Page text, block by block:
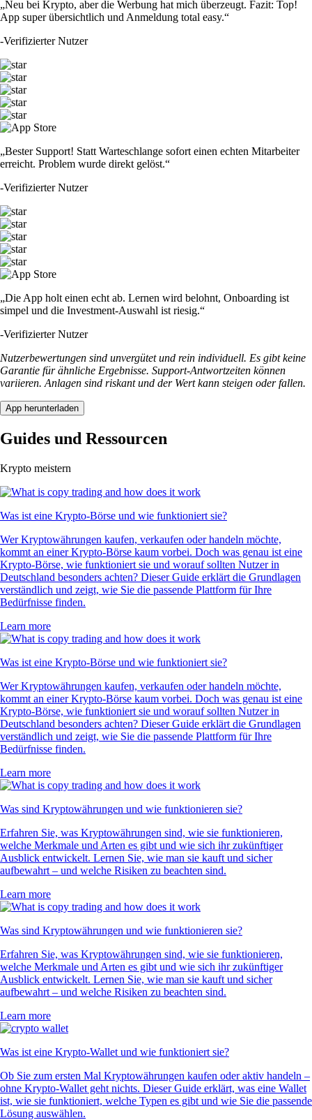
„Neu bei Krypto, aber die Werbung hat mich überzeugt. Fazit: Top!
App super übersichtlich und Anmeldung total easy.“
-Verifizierter Nutzer
„Bester Support! Statt Warteschlange sofort einen echten Mitarbeiter
erreicht. Problem wurde direkt gelöst.“
-Verifizierter Nutzer
„Die App holt einen echt ab. Lernen wird belohnt, Onboarding ist
simpel und die Investment-Auswahl ist riesig.“
-Verifizierter Nutzer
Nutzerbewertungen sind unvergütet und rein individuell. Es gibt keine
Garantie für ähnliche Ergebnisse. Support-Antwortzeiten können
variieren. Anlagen sind riskant und der Wert kann steigen oder fallen.
App herunterladen
Guides und Ressourcen
Krypto meistern
Was ist eine Krypto-Börse und wie funktioniert sie?
Wer Kryptowährungen kaufen, verkaufen oder handeln möchte,
kommt an einer Krypto-Börse kaum vorbei. Doch was genau ist eine
Krypto-Börse, wie funktioniert sie und worauf sollten Nutzer in
Deutschland besonders achten? Dieser Guide erklärt die Grundlagen
verständlich und zeigt, wie Sie die passende Plattform für Ihre
Bedürfnisse finden.
Learn more
Was ist eine Krypto-Börse und wie funktioniert sie?
Wer Kryptowährungen kaufen, verkaufen oder handeln möchte,
kommt an einer Krypto-Börse kaum vorbei. Doch was genau ist eine
Krypto-Börse, wie funktioniert sie und worauf sollten Nutzer in
Deutschland besonders achten? Dieser Guide erklärt die Grundlagen
verständlich und zeigt, wie Sie die passende Plattform für Ihre
Bedürfnisse finden.
Learn more
Was sind Kryptowährungen und wie funktionieren sie?
Erfahren Sie, was Kryptowährungen sind, wie sie funktionieren,
welche Merkmale und Arten es gibt und wie sich ihr zukünftiger
Ausblick entwickelt. Lernen Sie, wie man sie kauft und sicher
aufbewahrt – und welche Risiken zu beachten sind.
Learn more
Was sind Kryptowährungen und wie funktionieren sie?
Erfahren Sie, was Kryptowährungen sind, wie sie funktionieren,
welche Merkmale und Arten es gibt und wie sich ihr zukünftiger
Ausblick entwickelt. Lernen Sie, wie man sie kauft und sicher
aufbewahrt – und welche Risiken zu beachten sind.
Learn more
Was ist eine Krypto-Wallet und wie funktioniert sie?
Ob Sie zum ersten Mal Kryptowährungen kaufen oder aktiv handeln –
ohne Krypto-Wallet geht nichts. Dieser Guide erklärt, was eine Wallet
ist, wie sie funktioniert, welche Typen es gibt und wie Sie die passende
Lösung auswählen.